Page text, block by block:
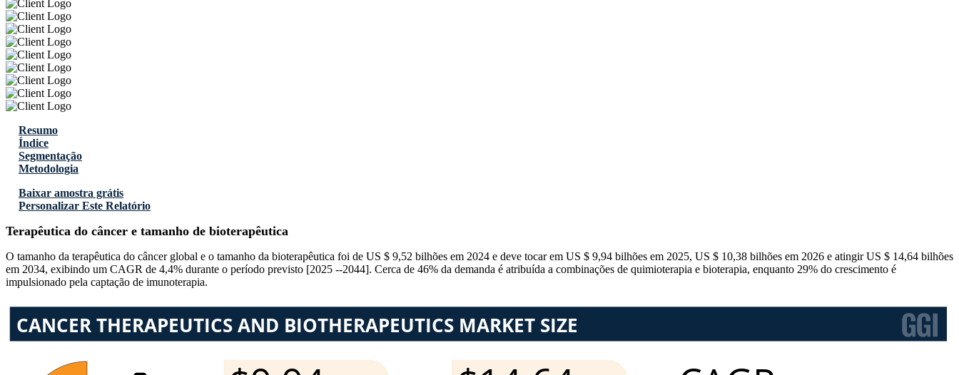
Resumo
Índice
Segmentação
Metodologia
Baixar amostra grátis
Personalizar Este Relatório
Terapêutica do câncer e tamanho de bioterapêutica
O tamanho da terapêutica do câncer global e o tamanho da bioterapêutica foi de US $ 9,52 bilhões em 2024 e deve tocar em US $ 9,94 bilhões em 2025, US $ 10,38 bilhões em 2026 e atingir US $ 14,64 bilhões
em 2034, exibindo um CAGR de 4,4% durante o período previsto [2025 --2044]. Cerca de 46% da demanda é atribuída a combinações de quimioterapia e bioterapia, enquanto 29% do crescimento é
impulsionado pela captação de imunoterapia.